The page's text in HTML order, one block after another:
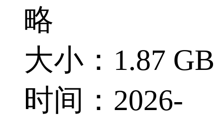
略
大小：1.87 GB
时间：2026-